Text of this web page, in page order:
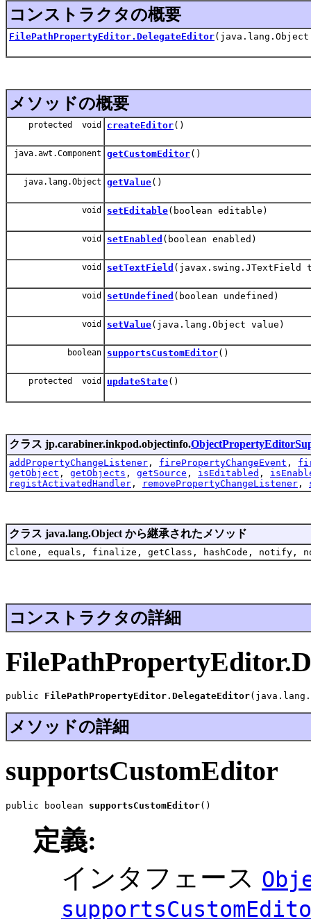
コンストラクタの概要
FilePathPropertyEditor.DelegateEditor
メソッドの概要
protected void createEditor()
java.awt.Component getCustomEditor()
java.lang.Object getValue()
void setEditable(boolean editable)
void setEnabled (boolean enabled)
void setTextField (javax.swing.JTextField
void setUndefined (boolean undefined)
void setValue(java.lang.Object value)
boolean supportsCustomEditor()
protected void updateState()
クラス jp.carabiner.inkpod.objectinfo.
addPropertyChangeListener , firePropertyChangeEvent ,
getObject , getObjects , getSource , isEditabled ,
registActivatedHandler , removePropertyChangeListener ,
クラス java.lang.Object から継承されたメソッド
clone, equals, finalize, getClass, hashCode,
コンストラクタの詳細
public FilePathPropertyEditor.DelegateEditor
メソッドの詳細
supportsCustomEditor
public boolean supportsCustomEditor()
定義:
インタフェース